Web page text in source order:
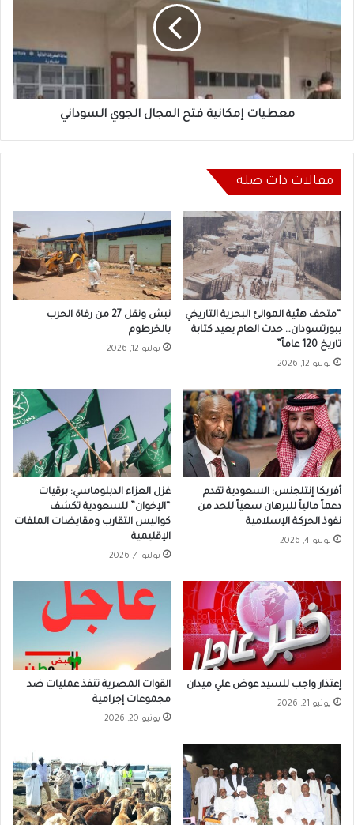
الجوي
معطيات إمكانية فتح المجال الجوي السوداني
مقالات ذات صلة
“متحف هئية الموانئ البحرية التاريخي
ببورتسودان… حدث العام يعيد كتابة
تاريخ 120 عاماً”
يوليو 12, 2026
نبش ونقل 27 من رفاة الحرب
بالخرطوم
يوليو 12, 2026
أفريكا إنتلجنس: السعودية تقدم
دعماً مالياً للبرهان سعياً للحد من
نفوذ الحركة الإسلامية
يوليو 4, 2026
غزل العزاء الدبلوماسي: برقيات
“الإخوان” للسعودية تكشف
كواليس التقارب ومقايضات الملفات
الإقليمية
يوليو 4, 2026
إعتذار واجب للسيد عوض علي ميدان
يونيو 21, 2026
القوات المصرية تنفذ عمليات ضد
مجموعات إجرامية
يونيو 20, 2026